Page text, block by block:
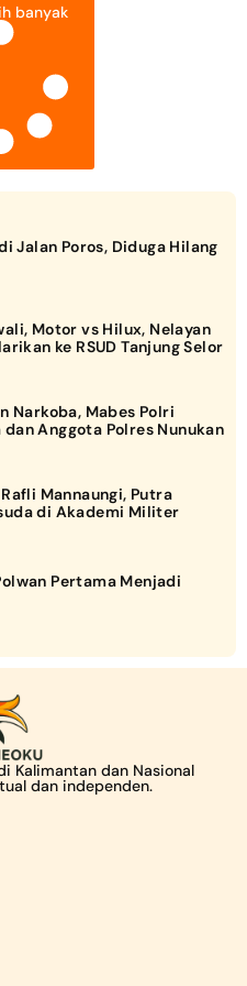
banyak
Jalan Poros, Diduga Hilang
Motor vs Hilux, Nelayan
ke RSUD Tanjung Selor
Narkoba, Mabes Polri
Anggota Polres Nunukan
Mannaungi, Putra
di Akademi Militer
Pertama Menjadi
Kalimantan dan Nasional
dan independen.